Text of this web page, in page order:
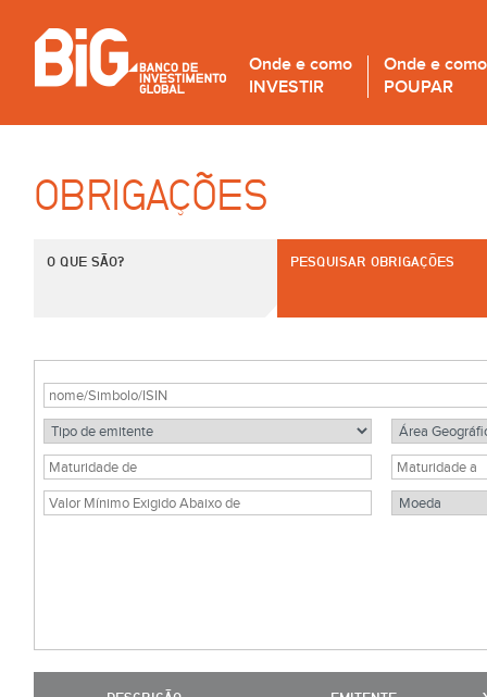
Onde e como
INVESTIR
Onde e como
POUPAR
OBRIGAÇÕES
O QUE SÃO? PESQUISAR OBRIGAÇÕES